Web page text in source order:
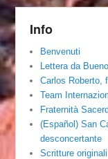
Info
Benvenuti
Lettera da
Carlos Roberto,
Team
Fraternità
(Español) San
desconcertante
Scritture